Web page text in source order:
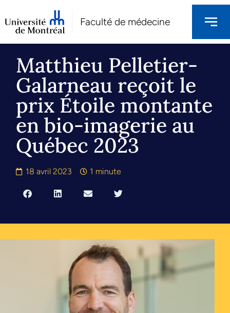
Faculté de médecine
Matthieu Pelletier-
Galarneau reçoit le
prix Étoile montante
en bio-imagerie au
Québec 2023
18 avril 2023 1 minute